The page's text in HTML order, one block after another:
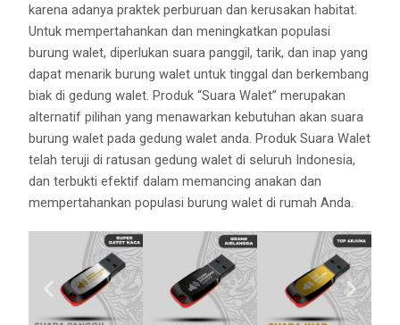
karena adanya praktek perburuan dan kerusakan habitat.
Untuk mempertahankan dan meningkatkan populasi
burung walet, diperlukan suara panggil, tarik, dan inap yang
dapat menarik burung walet untuk tinggal dan berkembang
biak di gedung walet. Produk “Suara Walet” merupakan
alternatif pilihan yang menawarkan kebutuhan akan suara
burung walet pada gedung walet anda. Produk Suara Walet
telah teruji di ratusan gedung walet di seluruh Indonesia,
dan terbukti efektif dalam memancing anakan dan
mempertahankan populasi burung walet di rumah Anda.